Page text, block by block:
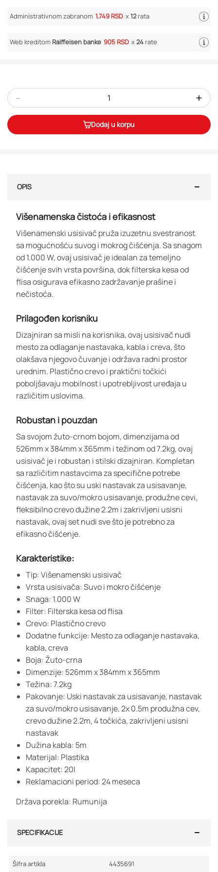
Administrativnom zabranom 1.749 RSD x12rata
Web kreditom Raiffeisen banke 905 RSD x24 rate
- +
Dodaj u korpu
OPIS
Višenamenska čistoća i efikasnost
Višenamenski usisivač pruža izuzetnu svestranost
sa mogućnošću suvog i mokrog čišćenja. Sa snagom
od 1.000 W, ovaj usisivač je idealan za temeljno
čišćenje svih vrsta površina, dok filterska kesa od
flisa osigurava efikasno zadržavanje prašine i
nečistoća.
Prilagođen korisniku
Dizajniran sa misli na korisnika, ovaj usisivač nudi
mesto za odlaganje nastavaka, kabla i creva, što
olakšava njegovo čuvanje i održava radni prostor
urednim. Plastično crevo i praktični točkići
poboljšavaju mobilnost i upotrebljivost uređaja u
različitim uslovima.
Robustan i pouzdan
Sa svojom žuto-crnom bojom, dimenzijama od
526mm x 384mm x 365mm i težinom od 7.2kg, ovaj
usisivač je i robustan i stilski dizajniran. Kompletan
sa različitim nastavcima za specifične potrebe
čišćenja, kao što su uski nastavak za usisavanje,
nastavak za suvo/mokro usisavanje, produžne cevi,
fleksibilno crevo dužine 2.2m i zakrivljeni usisni
nastavak, ovaj set nudi sve što je potrebno za
efikasno čišćenje.
Karakteristike:
Tip: Višenamenski usisivač
Vrsta usisivača: Suvo i mokro čišćenje
Snaga: 1.000 W
Filter: Filterska kesa od flisa
Crevo: Plastično crevo
Dodatne funkcije: Mesto za odlaganje nastavaka,
kabla, creva
Boja: Žuto-crna
Dimenzije: 526mm x 384mm x 365mm
Težina: 7.2kg
Pakovanje: Uski nastavak za usisavanje, nastavak
za suvo/mokro usisavanje, 2x 0.5m produžna cev,
crevo dužine 2.2m, 4 točkića, zakrivljeni usisni
nastavak
Dužina kabla: 5m
Materijal: Plastika
Kapacitet: 20l
Reklamacioni period: 24 meseca
Država porekla: Rumunija
SPECIFIKACIJE
Šifra artikla 4435691